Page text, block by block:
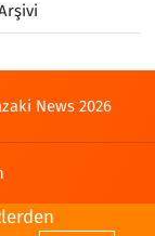
News 2026